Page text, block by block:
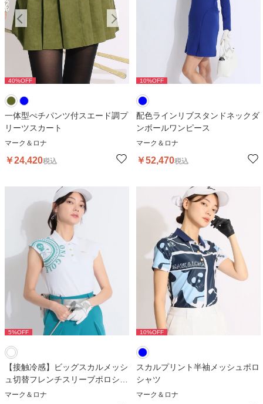
40%OFF %OFF
一体型ぺチパンツ付スエード調プ
リーツスカート
マーク＆ロナ
￥24,420税込
10%OFF
配色ラインリブスタンドネックダ
ンボールワンピース
マーク＆ロナ
￥52,470税込
5%OFF
【接触冷感】ビッグスカルメッシ
ュ切替フレンチスリーブポロシャ
ツ
マーク＆ロナ
10%OFF
スカルプリント半袖メッシュポロ
シャツ
マーク＆ロナ